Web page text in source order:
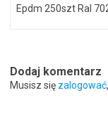
Epdm 250szt Ral
Dodaj komentarz
Musisz się zalogować